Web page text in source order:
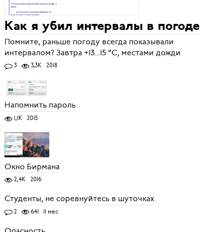
Как я убил интервалы в погоде
Помните, раньше погоду всегда показывали
интервалом? Завтра +13...15 °C, местами дожди
3 3,3K 2018
Напомнить пароль
1,1K 2015
Окно Бирмана
2,4K 2016
Студенты, не соревнуйтесь в шуточках
2 641 11 мес